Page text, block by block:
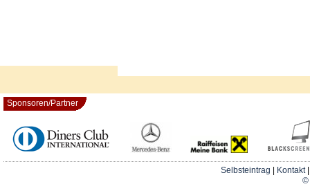
Sponsoren/Partner
Selbsteintrag Kontakt
©